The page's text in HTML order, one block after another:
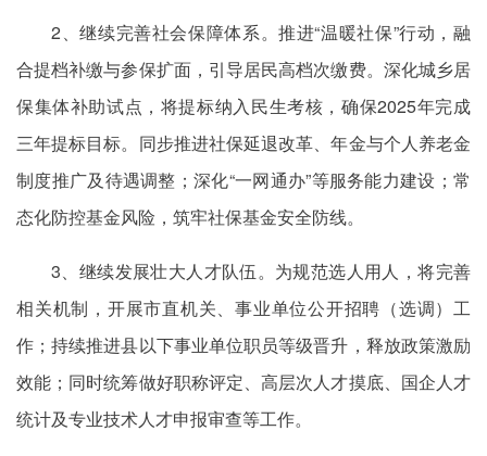
2、继续完善社会保障体系。推进“温暖社保”行动，融
合提档补缴与参保扩面，引导居民高档次缴费。深化城乡居
保集体补助试点，将提标纳入民生考核，确保2025年完成
三年提标目标。同步推进社保延退改革、年金与个人养老金
制度推广及待遇调整；深化“一网通办”等服务能力建设；常
态化防控基金风险，筑牢社保基金安全防线。
3、继续发展壮大人才队伍。为规范选人用人，将完善
相关机制，开展市直机关、事业单位公开招聘（选调）工
作；持续推进县以下事业单位职员等级晋升，释放政策激励
效能；同时统筹做好职称评定、高层次人才摸底、国企人才
统计及专业技术人才申报审查等工作。